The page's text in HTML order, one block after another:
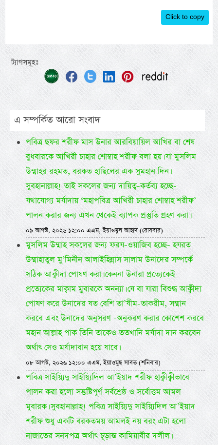
Click to copy
ট্যাগসমূহঃ
এ সম্পর্কিত আরো সংবাদ
পবিত্র ছফর শরীফ মাস উনার আরবিয়ায়িল আখির বা শেষ
বুধবারকে আখিরী চাহার শোম্বাহ শরীফ বলা হয়। যা মুসলিম
উম্মাহর রহমত, বরকত হাছিলের এক সুমহান দিন।
সুবহানাল্লাহ! তাই সকলের জন্য দায়িত্ব-কর্তব্য হচ্ছে-
যথাযোগ্য মর্যাদায় ‘মহাপবিত্র আখিরী চাহার শোম্বাহ শরীফ’
পালন করার জন্য এখন থেকেই ব্যাপক প্রস্তুতি গ্রহণ করা।
০৯ আগস্ট, ২০২৬ ১২:০০ এএম, ইয়াওমুল আহাদ (রোববার)
মুসলিম উম্মাহ সকলের জন্য ফরয-ওয়াজিব হচ্ছে- হযরত
উম্মাহাতুল মু’মিনীন আলাইহিন্নাস সালাম উনাদের সম্পর্কে
সঠিক আক্বীদা পোষণ করা। কেননা উনারা প্রত্যেকেই
প্রত্যেকের মাক্বাম মুবারকে অনন্যা। যে বা যারা বিশুদ্ধ আক্বীদা
পোষণ করে উনাদের যত বেশি তা’যীম-তাকরীম, সম্মান
করবে এবং উনাদের অনুসরণ -অনুকরণ করার কোশেশ করবে
মহান আল্লাহ পাক তিনি তাকেও ততখানি মর্যাদা দান করবেন
অর্থাৎ সেও মর্যাদাবান হয়ে যাবে।
০৮ আগস্ট, ২০২৬ ১২:০০ এএম, ইয়াওমুছ সাবত (শনিবার)
পবিত্র সাইয়্যিদু সাইয়্যিদিল আ’ইয়াদ শরীফ হাক্বীক্বীভাবে
পালন করা হলো সন্তুষ্টিপূর্ণ সর্বশ্রেষ্ঠ ও সর্বোত্তম আমল
মুবারক। সুবহানাল্লাহ! পবিত্র সাইয়্যিদু সাইয়্যিদিল আ’ইয়াদ
শরীফ শুধু একটি বরকতময় আমলই নয় বরং এটা হলো
নাজাতের সনদপত্র অর্থাৎ চূড়ান্ত কামিয়াবীর দলীল।